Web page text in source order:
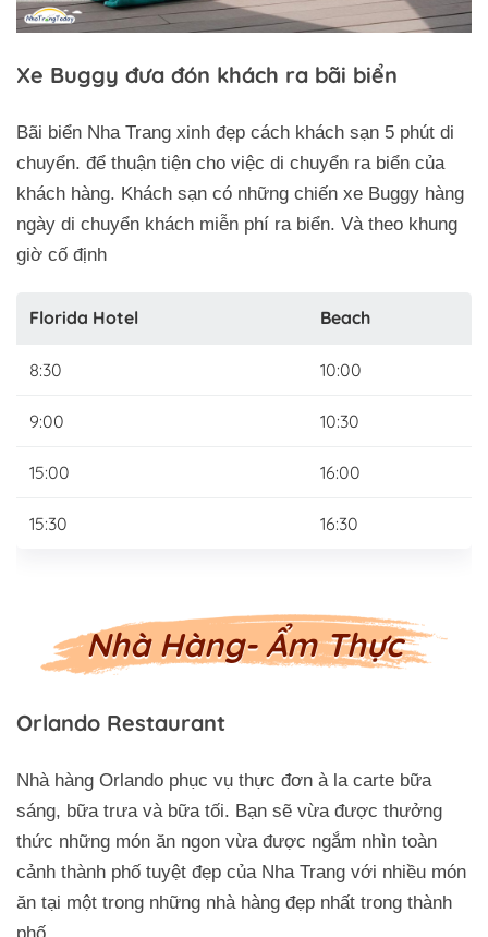
Xe Buggy đưa đón khách ra bãi biển
Bãi biển Nha Trang xinh đẹp cách khách sạn 5 phút di
chuyển. để thuận tiện cho việc di chuyển ra biển của
khách hàng. Khách sạn có những chiến xe Buggy hàng
ngày di chuyển khách miễn phí ra biển. Và theo khung
giờ cố định
Florida Hotel Beach
8:30 10:00
9:00 10:30
15:00 16:00
15:30 16:30
Nhà Hàng- Ẩm Thực
Orlando Restaurant
Nhà hàng Orlando phục vụ thực đơn à la carte bữa
sáng, bữa trưa và bữa tối. Bạn sẽ vừa được thưởng
thức những món ăn ngon vừa được ngắm nhìn toàn
cảnh thành phố tuyệt đẹp của Nha Trang với nhiều món
ăn tại một trong những nhà hàng đẹp nhất trong thành
phố.
Trở về trang trước đó